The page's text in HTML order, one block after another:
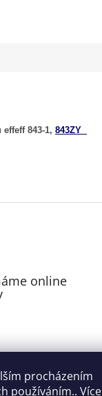
procházením
používáním.. Více
843-1, 843ZY
online